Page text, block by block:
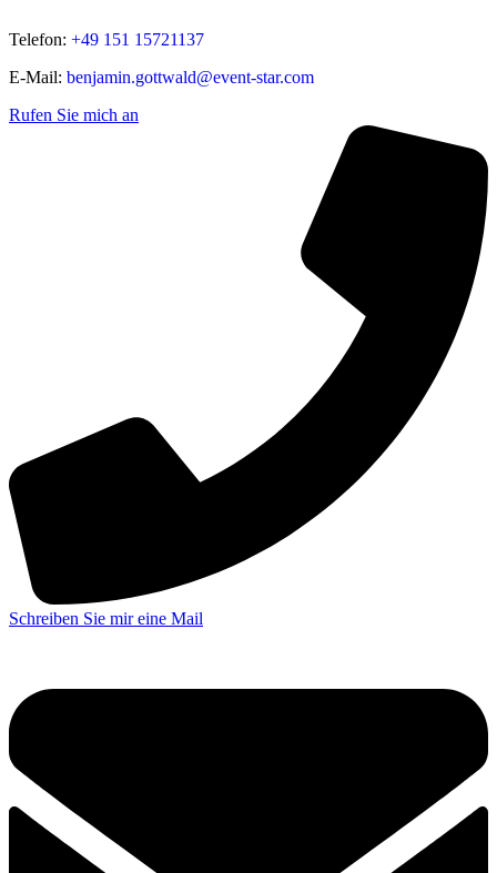
Telefon: +49 151 15721137
E-Mail: benjamin.gottwald@event-star.com
Rufen Sie mich an
Schreiben Sie mir eine Mail